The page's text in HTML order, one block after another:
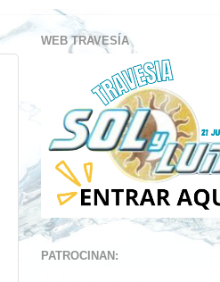
WEB TRAVESÍA
PATROCINAN: